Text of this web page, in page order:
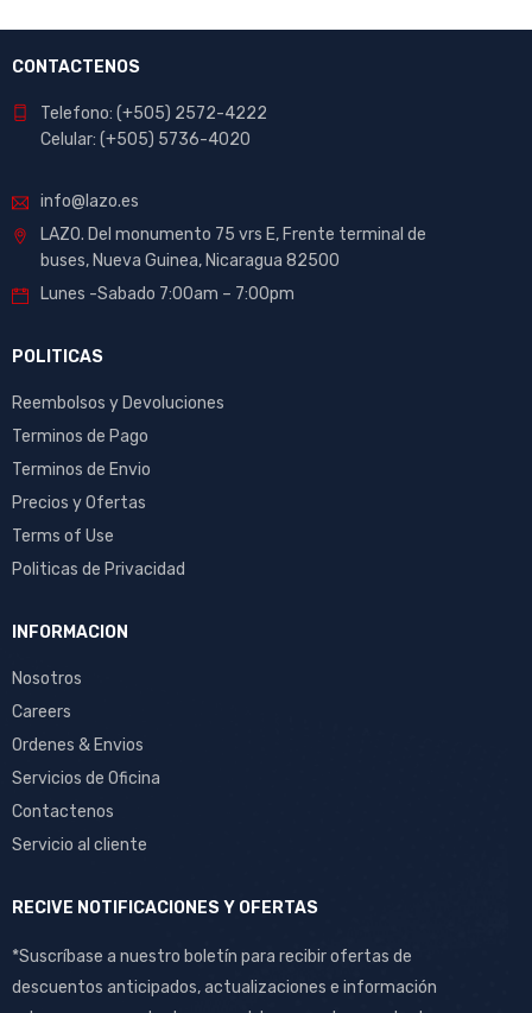
CONTACTENOS
Telefono: (+505) 2572-4222
Celular: (+505) 5736-4020
info@lazo.es
LAZO. Del monumento 75 vrs E, Frente terminal de
buses, Nueva Guinea, Nicaragua 82500
Lunes -Sabado 7:00am – 7:00pm
POLITICAS
Reembolsos y Devoluciones
Terminos de Pago
Terminos de Envio
Precios y Ofertas
Terms of Use
Politicas de Privacidad
INFORMACION
Nosotros
Careers
Ordenes & Envios
Servicios de Oficina
Contactenos
Servicio al cliente
RECIVE NOTIFICACIONES Y OFERTAS
*Suscríbase a nuestro boletín para recibir ofertas de
descuentos anticipados, actualizaciones e información